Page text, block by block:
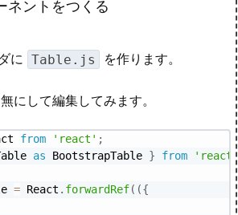
ネントをつくる
に Table.js を作ります。
にして編集してみます。
from 'react' ;
as BootstrapTable } from
= React . forwardRef( ({